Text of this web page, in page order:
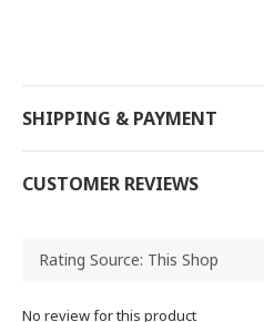
SHIPPING & PAYMENT
CUSTOMER REVIEWS
No review for this product